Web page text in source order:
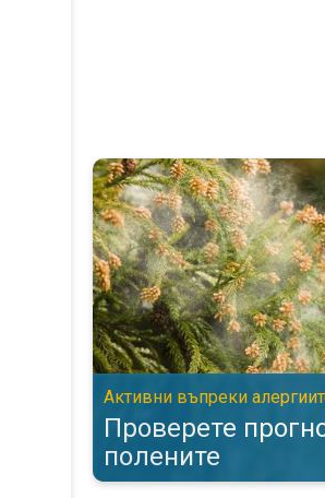
Проверете прогнозата за
Активни въпреки
Проверете
полените